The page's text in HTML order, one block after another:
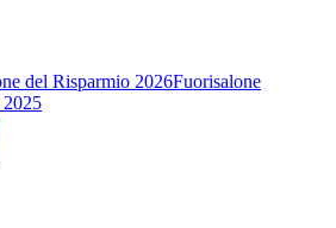
del Risparmio 2026Fuorisalone